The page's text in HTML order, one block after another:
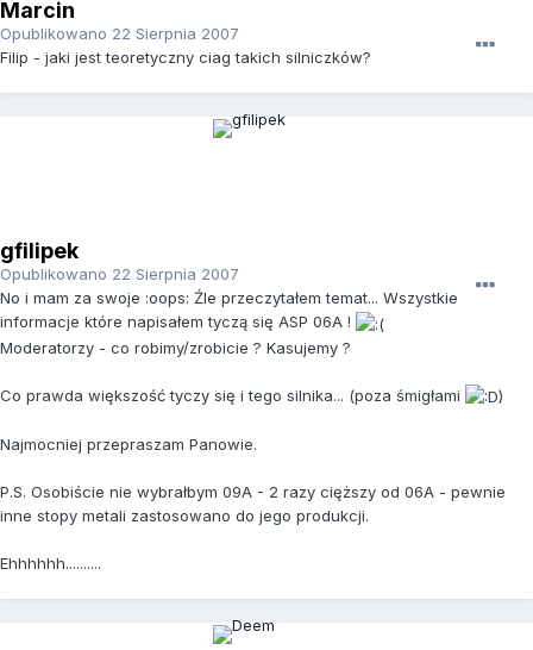
Marcin
Opublikowano 22 Sierpnia 2007
Filip - jaki jest teoretyczny ciag takich silniczków?
gfilipek
Opublikowano 22 Sierpnia 2007
No i mam za swoje :oops: Źle przeczytałem temat... Wszystkie
informacje które napisałem tyczą się ASP 06A !
Moderatorzy - co robimy/zrobicie ? Kasujemy ?
Co prawda większość tyczy się i tego silnika... (poza śmigłami )
Najmocniej przepraszam Panowie.
P.S. Osobiście nie wybrałbym 09A - 2 razy cięższy od 06A - pewnie
inne stopy metali zastosowano do jego produkcji.
Ehhhhhh..........